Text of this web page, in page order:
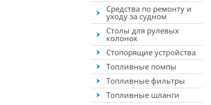
Средства по ремонту и
уходу за судном
Столы для рулевых
колонок
Стопорящие устройства
Топливные помпы
Топливные фильтры
Топливные шланги